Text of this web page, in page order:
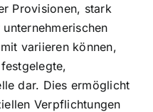
Provisionen, stark
variieren können,
dar. Dies ermöglicht
Verpflichtungen